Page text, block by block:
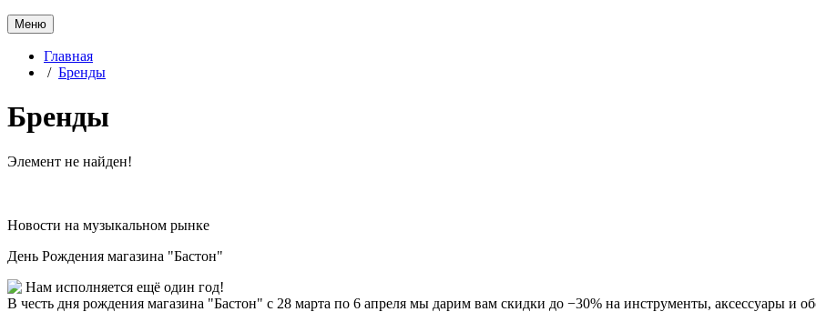
Меню
Главная
/ Бренды
Бренды
Элемент не найден!
Новости на музыкальном рынке
День Рождения магазина "Бастон"
Нам исполняется ещё один год!
В честь дня рождения магазина "Бастон" с 28 марта по 6 апреля мы дарим вам скидки до −30% на инструменты, аксессуары и